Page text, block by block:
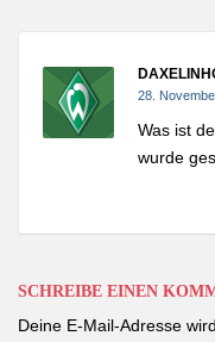
28.
Was ist
wurde
SCHREIBE EINEN
Deine E-Mail-Adresse